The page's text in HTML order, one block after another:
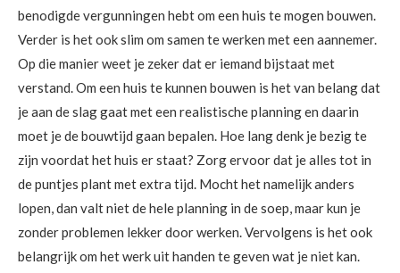
benodigde vergunningen hebt om een huis te mogen bouwen.
Verder is het ook slim om samen te werken met een aannemer.
Op die manier weet je zeker dat er iemand bijstaat met
verstand. Om een huis te kunnen bouwen is het van belang dat
je aan de slag gaat met een realistische planning en daarin
moet je de bouwtijd gaan bepalen. Hoe lang denk je bezig te
zijn voordat het huis er staat? Zorg ervoor dat je alles tot in
de puntjes plant met extra tijd. Mocht het namelijk anders
lopen, dan valt niet de hele planning in de soep, maar kun je
zonder problemen lekker door werken. Vervolgens is het ook
belangrijk om het werk uit handen te geven wat je niet kan.